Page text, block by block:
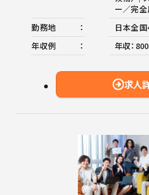
ー／完
勤務地
日本全
年収例
年収：
求人